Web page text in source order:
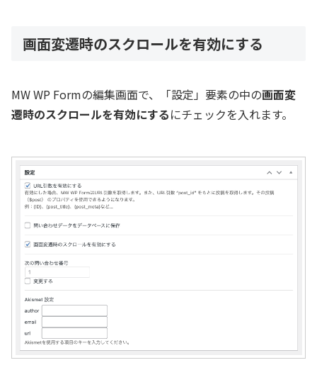
画面変遷時のスクロールを有効にする
MW WP Formの編集画面で、「設定」要素の中の画面変
遷時のスクロールを有効にするにチェックを入れます。